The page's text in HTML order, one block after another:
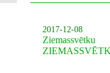
2017-12-08